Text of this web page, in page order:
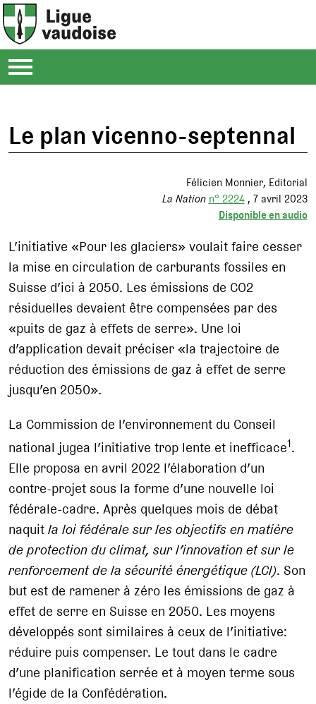
Le plan vicenno-septennal
Félicien Monnier Editorial
La Nation n° 2224 7 avril 2023
Disponible en audio
L’initiative «Pour les glaciers» voulait faire cesser
la mise en circulation de carburants fossiles en
Suisse d’ici à 2050. Les émissions de CO2
résiduelles devaient être compensées par des
«puits de gaz à effets de serre». Une loi
d’application devait préciser «la trajectoire de
réduction des émissions de gaz à effet de serre
jusqu’en 2050».
La Commission de l’environnement du Conseil
national jugea l’initiative trop lente et inefficace1.
Elle proposa en avril 2022 l’élaboration d’un
contre-projet sous la forme d’une nouvelle loi
fédérale-cadre. Après quelques mois de débat
naquitla loi fédérale sur les objectifs en matière
de protection du climat, sur l’innovation et sur le
renforcement de la sécurité énergétique (LCl). Son
but est de ramener à zéro les émissions de gaz à
effet de serre en Suisse en 2050. Les moyens
développés sont similaires à ceux de l’initiative:
réduire puis compenser. Le tout dans le cadre
d’une planification serrée et à moyen terme sous
l’égide de la Confédération.